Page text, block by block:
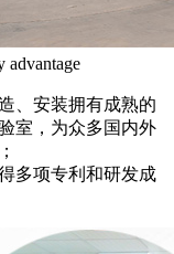
advantage
、安装拥有成熟的
室，为众多国内外
多项专利和研发成